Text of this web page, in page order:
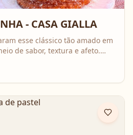
- CASA GIALLA
esse clássico tão amado em
de sabor, textura e afeto.
e perfuma a casa inteira